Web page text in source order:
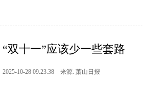
“双十一”应该少一些套路
2025-10-28 09:23:38 来源: 萧山日报